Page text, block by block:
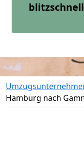
Hamburg nach